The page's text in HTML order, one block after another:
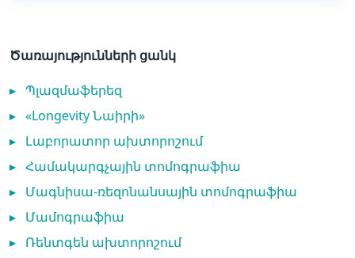
Ծառայությունների ցանկ
▸ Պլազմաֆերեզ
▸ «Longevity Նաիրի»
▸ Լաբորատոր ախտորոշում
▸ Համակարգչային տոմոգրաֆիա
▸ Մագնիսա-ռեզոնանսային տոմոգրաֆիա
▸ Մամոգրաֆիա
▸ Ռենտգեն ախտորոշում